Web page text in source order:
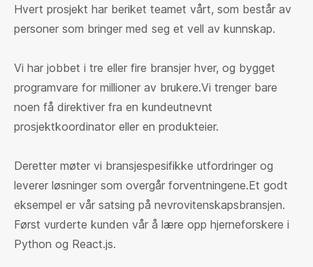
Hvert prosjekt har beriket teamet vårt, som består av
personer som bringer med seg et vell av kunnskap.
Vi har jobbet i tre eller fire bransjer hver, og bygget
programvare for millioner av brukere.Vi trenger bare
noen få direktiver fra en kundeutnevnt
prosjektkoordinator eller en produkteier.
Deretter møter vi bransjespesifikke utfordringer og
leverer løsninger som overgår forventningene.Et godt
eksempel er vår satsing på nevrovitenskapsbransjen.
Først vurderte kunden vår å lære opp hjerneforskere i
Python og React.js.